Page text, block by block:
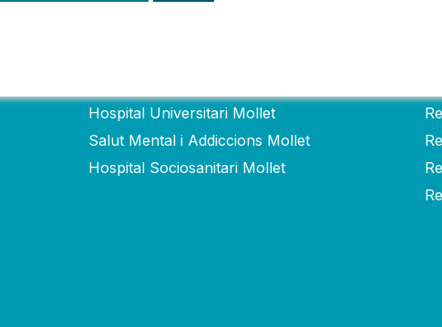
Hospital Universitari Mollet
Salut Mental i Addiccions Mollet
Hospital Sociosanitari Mollet